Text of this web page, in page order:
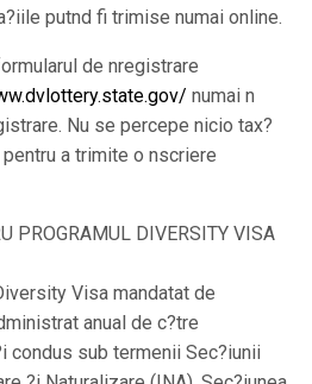
putnd fi trimise numai online.
de nregistrare
numai n
Nu se percepe nicio tax?
a trimite o nscriere
PROGRAMUL DIVERSITY VISA
Visa mandatat de
anual de c?tre
condus sub termenii Sec?iunii